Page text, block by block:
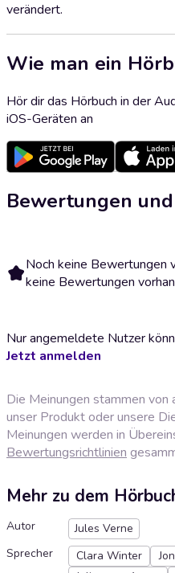
verändert.
Wie man ein
Hör dir das Hörbuch in der
iOS-Geräten an
Bewertungen
Noch keine Bewertungen
keine Bewertungen
Nur angemeldete Nutzer
Jetzt anmelden
Die Meinungen stammen von
unser Produkt oder unsere
Meinungen werden in
Bewertungsrichtlinien
Mehr zu dem
Autor
Jules Verne
Sprecher
Clara Winter